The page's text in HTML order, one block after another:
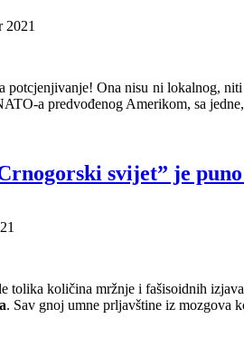
2021
potcjenjivanje! Ona nisu ni lokalnog,
a predvođenog Amerikom, sa
svijet” je
tolika količina mržnje i fašisoidnih
. Sav gnoj umne prljavštine iz mozgova